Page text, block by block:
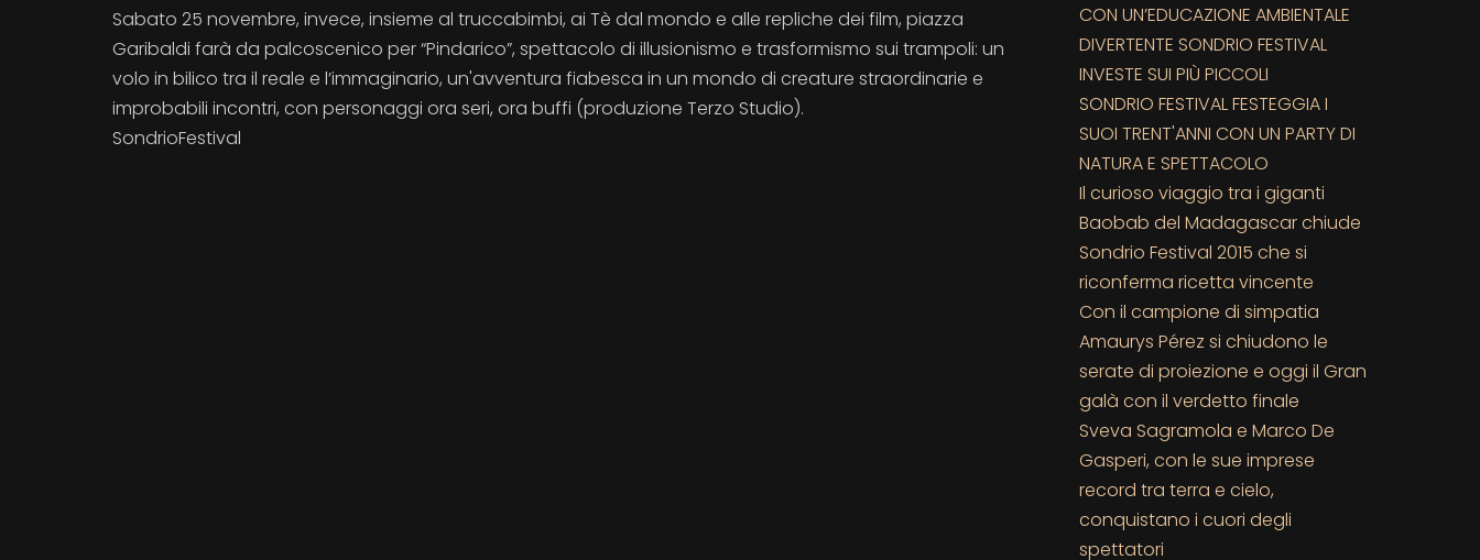
Sabato 25 novembre, invece, insieme al truccabimbi, ai Tè dal mondo e alle repliche dei film, piazza
Garibaldi farà da palcoscenico per “Pindarico”, spettacolo di illusionismo e trasformismo sui trampoli: un
volo in bilico tra il reale e l’immaginario, un'avventura fiabesca in un mondo di creature straordinarie e
improbabili incontri, con personaggi ora seri, ora buffi (produzione Terzo Studio).
SondrioFestival
CON UN’EDUCAZIONE AMBIENTALE
DIVERTENTE SONDRIO FESTIVAL
INVESTE SUI PIÙ PICCOLI
SONDRIO FESTIVAL FESTEGGIA I
SUOI TRENT'ANNI CON UN PARTY DI
NATURA E SPETTACOLO
Il curioso viaggio tra i giganti
Baobab del Madagascar chiude
Sondrio Festival 2015 che si
riconferma ricetta vincente
Con il campione di simpatia
Amaurys Pérez si chiudono le
serate di proiezione e oggi il Gran
galà con il verdetto finale
Sveva Sagramola e Marco De
Gasperi, con le sue imprese
record tra terra e cielo,
conquistano i cuori degli
spettatori